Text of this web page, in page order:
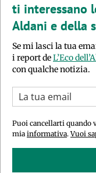
ti interessano
Aldani e della
Se mi lasci la tua
i report deL’Eco
con qualche notizia.
Puoi cancellarti quando
mia informativa.Vuoi